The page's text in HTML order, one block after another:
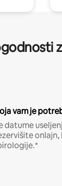
vam je
datume